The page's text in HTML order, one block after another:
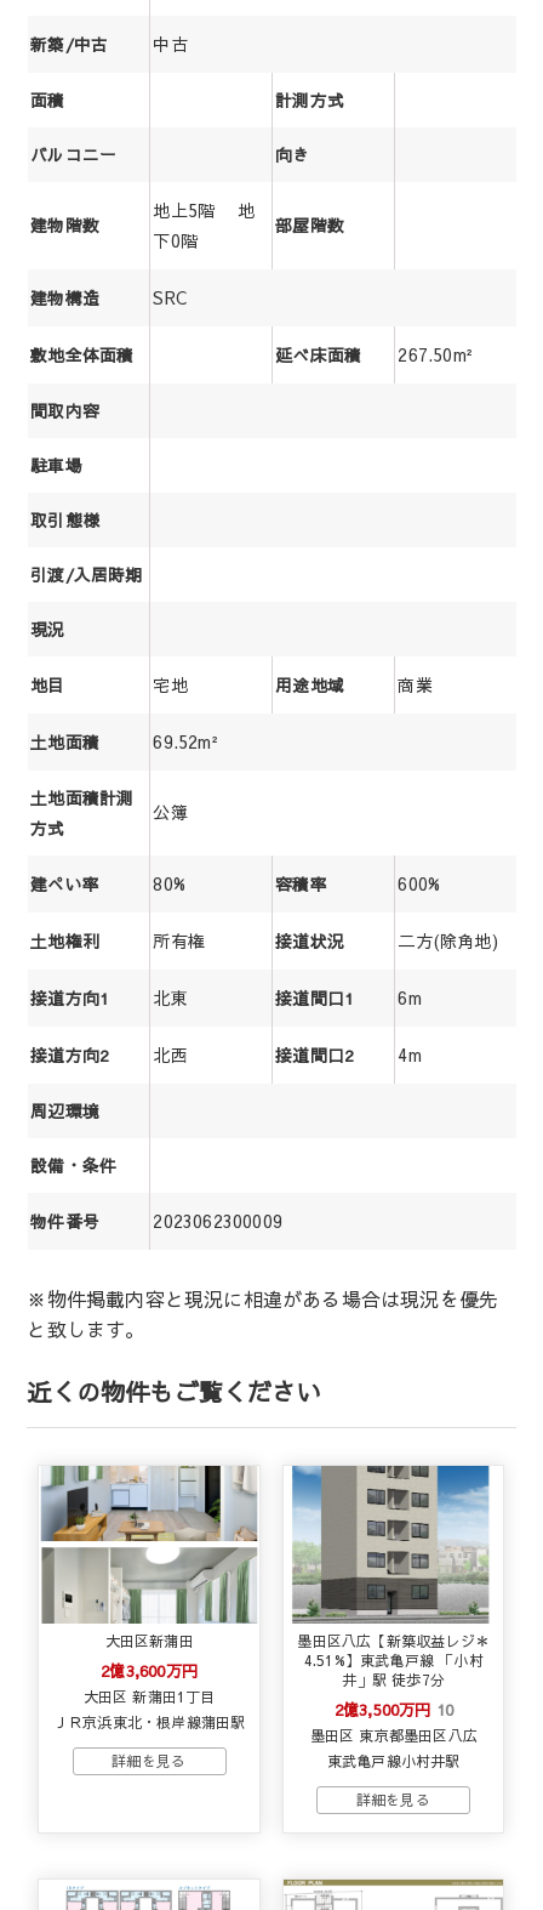
新築/中古 中古
面積 計測方式
バルコニー 向き
建物階数
地上5階 地
下0階
部屋階数
建物構造 SRC
敷地全体面積 延べ床面積 267.50m²
間取内容
駐車場
取引態様
引渡/入居時期
現況
地目 宅地 用途地域 商業
土地面積 69.52m²
土地面積計測
方式
公簿
建ぺい率 80% 容積率 600%
土地権利 所有権 接道状況 二方(除角地)
接道方向1 北東 接道間口1 6m
接道方向2 北西 接道間口2 4m
周辺環境
設備・条件
物件番号 2023062300009
※物件掲載内容と現況に相違がある場合は現況を優先
と致します。
近くの物件もご覧ください
大田区新蒲田
2億3,600万円
大田区 新蒲田1丁目
ＪＲ京浜東北・根岸線蒲田駅
墨田区八広【新築収益レジ＊
4.51%】東武亀戸線 「小村
井」駅 徒歩7分
2億3,500万円 10
墨田区 東京都墨田区八広
東武亀戸線小村井駅